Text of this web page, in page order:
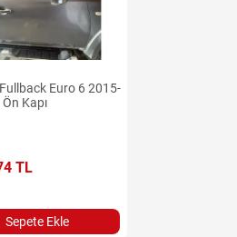
Kapı
TL
Sepete Ekle